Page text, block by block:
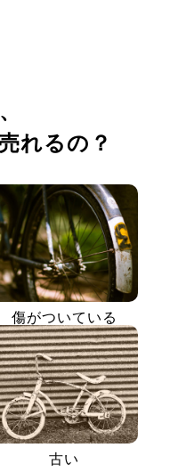
れるの？
傷がついている
古い